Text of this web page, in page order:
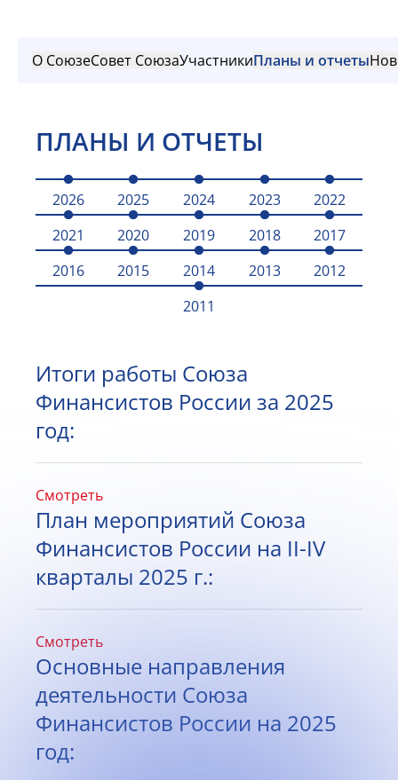
О СоюзеСовет СоюзаУчастникиПланы и отчеты
ПЛАНЫ И ОТЧЕТЫ
2026 2025 2024 2023
2022
2021
2020 2019 2018
2017
2016
2015 2014 2013
2012
2011
Итоги работы Союза
Финансистов России за 2025
год:
Смотреть
План мероприятий Союза
Финансистов России на II-IV
кварталы 2025 г.:
Смотреть
Основные направления
деятельности Союза
Финансистов России на 2025
год: